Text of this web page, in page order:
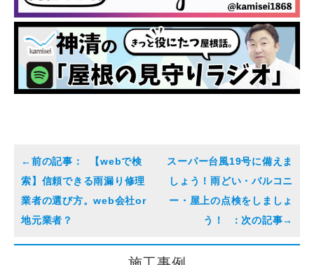
【webで検
索】信頼できる雨漏り修理
業者の選び方。web会社or
地元業者？
スーパー台風19号に備えま
しょう！雨どい・バルコニ
ー・屋上の点検をしましょ
う！